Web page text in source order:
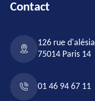
Contact
126 rue d'alésia
75014 Paris 14
01 46 94 67 11